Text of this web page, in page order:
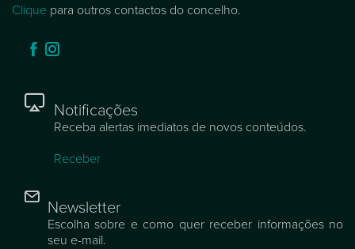
Clique para outros contactos do concelho.
Notificações
Receba alertas imediatos de novos conteúdos.
Receber
Newsletter
Escolha sobre e como quer receber informações no
seu e-mail.